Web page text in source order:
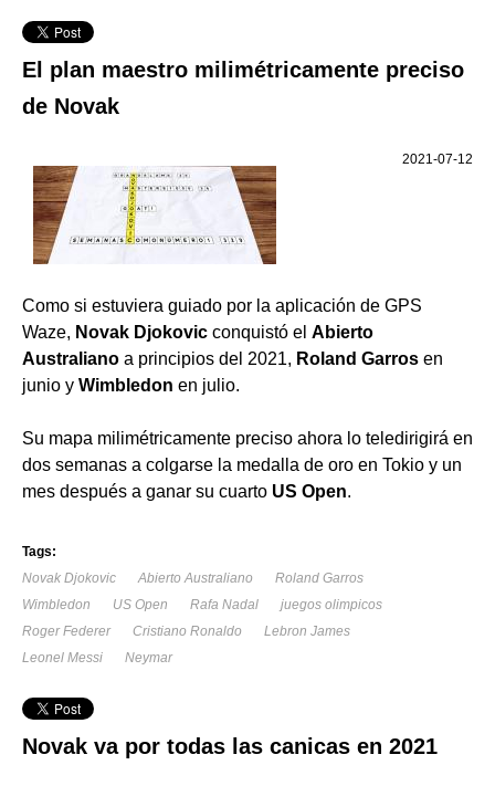
El plan maestro milimétricamente preciso
de Novak
2021-07-12
Como si estuviera guiado por la aplicación de GPS
Waze, Novak Djokovic conquistó el Abierto
Australiano a principios del 2021, Roland Garros en
junio y Wimbledon en julio.
Su mapa milimétricamente preciso ahora lo teledirigirá en
dos semanas a colgarse la medalla de oro en Tokio y un
mes después a ganar su cuarto US Open.
Tags:
Novak Djokovic
Abierto Australiano
Roland Garros
Wimbledon
US Open Rafa Nadal
juegos olimpicos
Roger Federer
Cristiano Ronaldo
Lebron James
Leonel Messi
Neymar
Novak va por todas las canicas en 2021